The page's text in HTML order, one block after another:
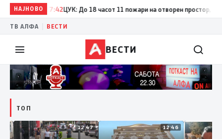
НАЈНОВО
17:42ЦУК: До 18 часот 11 пожари на отворен простор, од кои
ТВ АЛФА ВЕСТИ
ВЕСТИ
ТОП
12:50 12:47 12:46